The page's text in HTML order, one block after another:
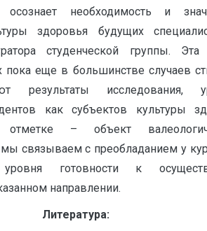
необходимость и
здоровья будущих
студенческой группы. Эта
пока еще в большинстве случаев
результаты исследования,
как субъектов культуры
отметке – объект
мы связываем с преобладанием у
уровня готовности к
направлении.
Литература: